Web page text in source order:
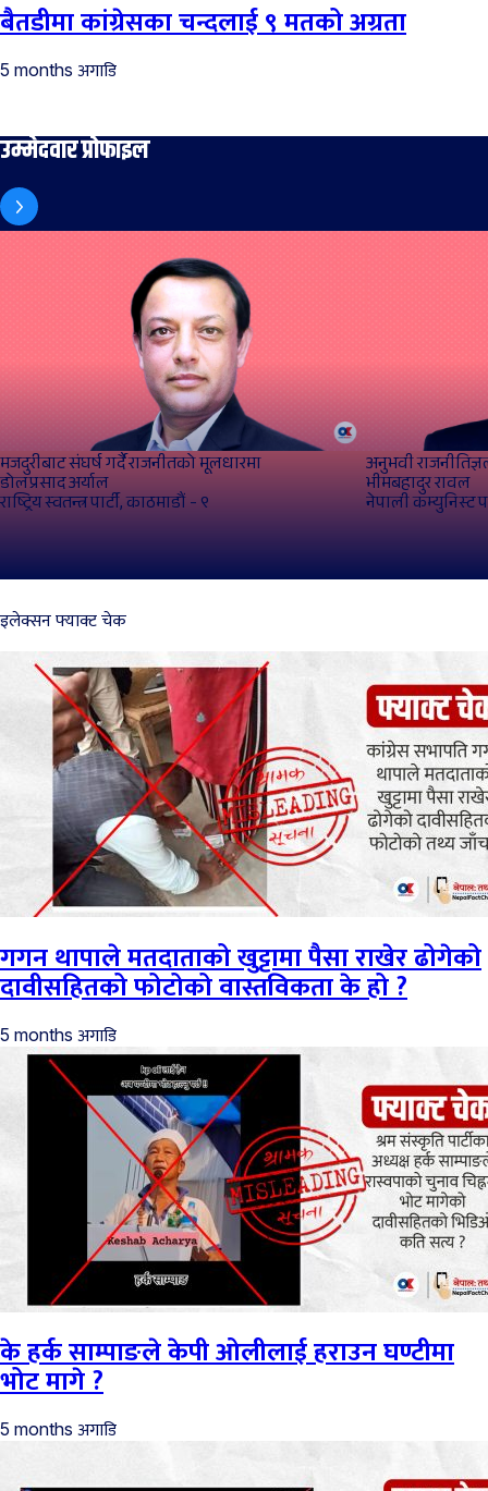
बैतडीमा कांग्रेसका चन्दलाई ९ मतको अग्रता
5 months अगाडि
उम्मेदवार प्रोफाइल
मजदुरीबाट संघर्ष गर्दै राजनीतको मूलधारमा
डोलप्रसाद अर्याल
राष्ट्रिय स्वतन्त्र पार्टी, काठमाडौं - ९
अनुभवी
भीमबहादुर रावल
नेपाली कम्युनिस्ट
इलेक्सन फ्याक्ट चेक
गगन थापाले मतदाताको खुट्टामा पैसा राखेर ढोगेको
दावीसहितको फोटोको वास्तविकता के हो ?
5 months अगाडि
के हर्क साम्पाङले केपी ओलीलाई हराउन घण्टीमा
भोट मागे ?
5 months अगाडि